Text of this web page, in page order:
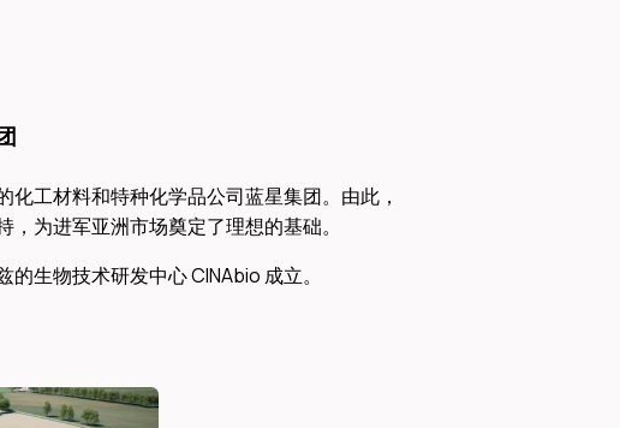
化工材料和特种化学品公司蓝星集团。由此，
，为进军亚洲市场奠定了理想的基础。